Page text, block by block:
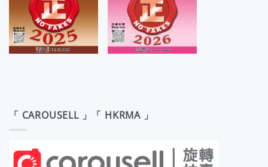
「 CAROUSELL 」「 HKRMA 」